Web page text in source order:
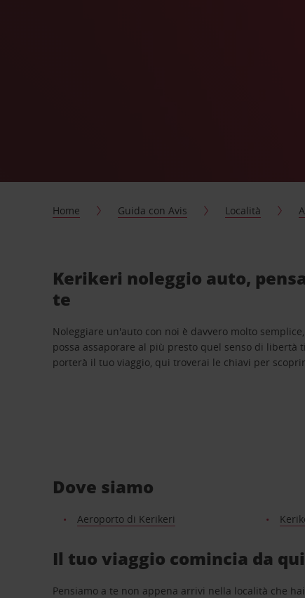
Home Guida con Avis Località
Kerikeri noleggio auto,
te
Noleggiare un'auto con noi è davvero molto
possa assaporare al più presto quel senso di libertà
porterà il tuo viaggio, qui troverai le chiavi per
Dove siamo
Aeroporto di Kerikeri
Il tuo viaggio comincia da qui
Pensiamo a te non appena arrivi nella località che